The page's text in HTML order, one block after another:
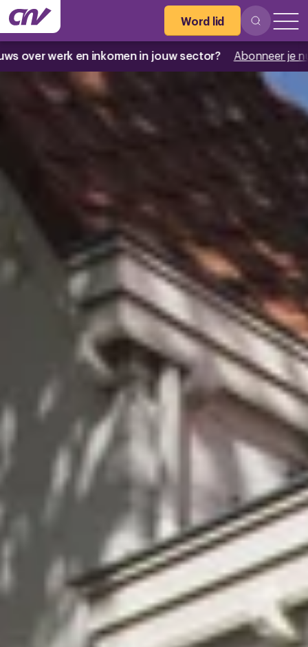
Word lid
inkomen in jouw sector? Abonneer je nu